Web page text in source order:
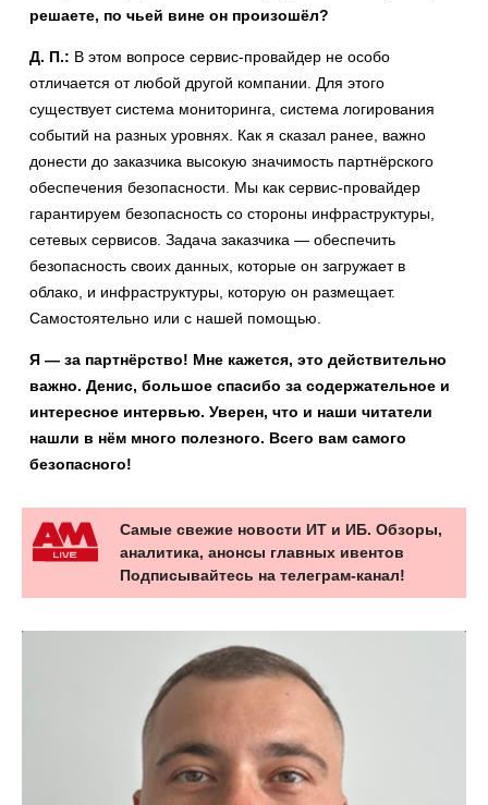
решаете, по чьей вине он произошёл?
Д. П.: В этом вопросе сервис-провайдер не особо
отличается от любой другой компании. Для этого
существует система мониторинга, система логирования
событий на разных уровнях. Как я сказал ранее, важно
донести до заказчика высокую значимость партнёрского
обеспечения безопасности. Мы как сервис-провайдер
гарантируем безопасность со стороны инфраструктуры,
сетевых сервисов. Задача заказчика — обеспечить
безопасность своих данных, которые он загружает в
облако, и инфраструктуры, которую он размещает.
Самостоятельно или с нашей помощью.
Я — за партнёрство! Мне кажется, это действительно
важно. Денис, большое спасибо за содержательное и
интересное интервью. Уверен, что и наши читатели
нашли в нём много полезного. Всего вам самого
безопасного!
Самые свежие новости ИТ и ИБ. Обзоры,
аналитика, анонсы главных ивентов
Подписывайтесь на телеграм-канал!